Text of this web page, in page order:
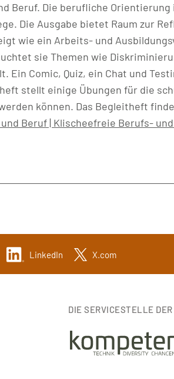
Beruf. Die berufliche
Die Ausgabe bietet Raum zur
wie ein Arbeits- und
sie Themen wie
Comic, Quiz, ein Chat und
stellt einige Übungen für die
können. Das Begleitheft
Beruf | Klischeefreie Berufs-
LinkedIn X.com
DIE SERVICESTELLE